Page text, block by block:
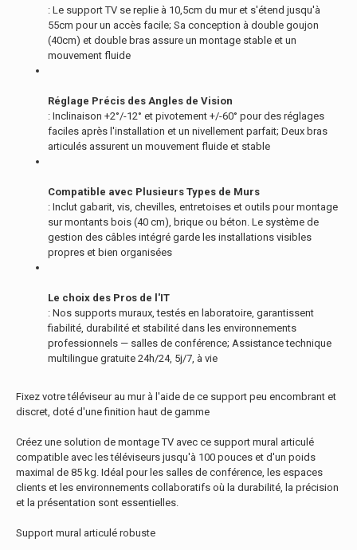
: Le support TV se replie à 10,5cm du mur et s'étend jusqu'à
55cm pour un accès facile; Sa conception à double goujon
(40cm) et double bras assure un montage stable et un
mouvement fluide
Réglage Précis des Angles de Vision
: Inclinaison +2°/-12° et pivotement +/-60° pour des réglages
faciles après l'installation et un nivellement parfait; Deux bras
articulés assurent un mouvement fluide et stable
Compatible avec Plusieurs Types de Murs
: Inclut gabarit, vis, chevilles, entretoises et outils pour montage
sur montants bois (40 cm), brique ou béton. Le système de
gestion des câbles intégré garde les installations visibles
propres et bien organisées
Le choix des Pros de l'IT
: Nos supports muraux, testés en laboratoire, garantissent
fiabilité, durabilité et stabilité dans les environnements
professionnels — salles de conférence; Assistance technique
multilingue gratuite 24h/24, 5j/7, à vie
Fixez votre téléviseur au mur à l'aide de ce support peu encombrant et
discret, doté d'une finition haut de gamme
Créez une solution de montage TV avec ce support mural articulé
compatible avec les téléviseurs jusqu'à 100 pouces et d'un poids
maximal de 85 kg. Idéal pour les salles de conférence, les espaces
clients et les environnements collaboratifs où la durabilité, la précision
et la présentation sont essentielles.
Support mural articulé robuste